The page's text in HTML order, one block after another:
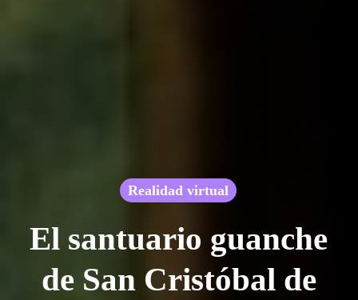
Realidad virtual
El santuario guanche
de San Cristóbal de